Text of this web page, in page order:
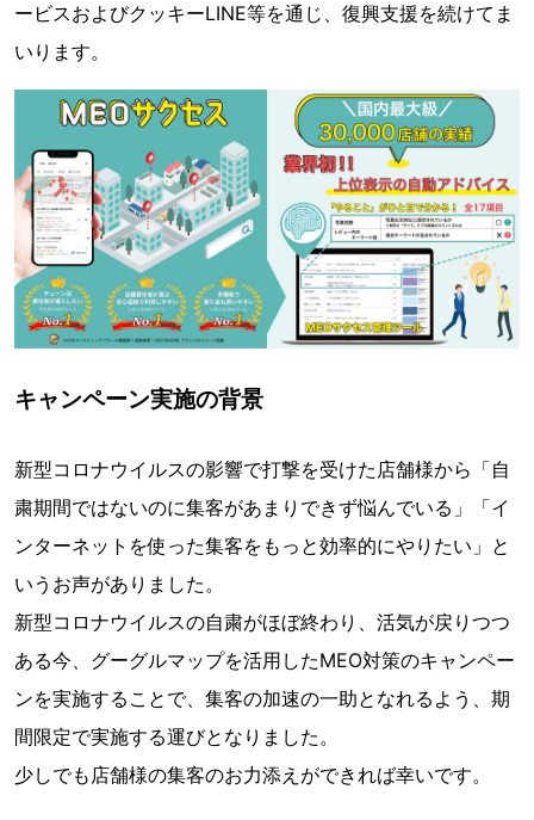
ービスおよびクッキーLINE等を通じ、復興支援を続けてま
いります。
キャンペーン実施の背景
新型コロナウイルスの影響で打撃を受けた店舗様から「自
粛期間ではないのに集客があまりできず悩んでいる」「イ
ンターネットを使った集客をもっと効率的にやりたい」と
いうお声がありました。
新型コロナウイルスの自粛がほぼ終わり、活気が戻りつつ
ある今、グーグルマップを活用したMEO対策のキャンペー
ンを実施することで、集客の加速の一助となれるよう、期
間限定で実施する運びとなりました。
少しでも店舗様の集客のお力添えができれば幸いです。